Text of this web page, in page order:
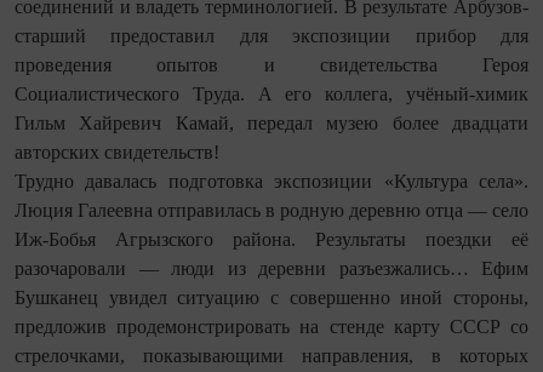
соединений и владеть терминологией. В результате Арбузов-
старший предоставил для экспозиции прибор для
проведения опытов и свидетельства Героя
Социалистического Труда. А его коллега, учёный‑химик
Гильм Хайревич Камай, передал музею более два­дцати
авторских свидетельств!
Трудно давалась подготовка экспозиции «Культура села».
Люция Галеевна отправилась в родную деревню отца — село
Иж-Бобья Агрызского района. Результаты поездки её
разочаровали — люди из деревни разъезжались… Ефим
Бушканец увидел ситуацию с совершенно иной стороны,
предложив продемонстрировать на стенде карту СССР со
стрелочками, показывающими направления, в которых